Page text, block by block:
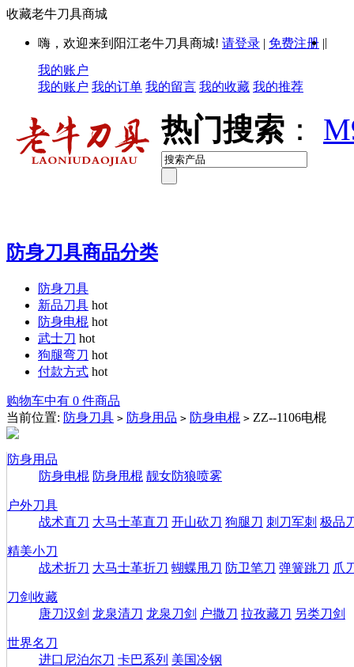
收藏老牛刀具商城
嗨，欢迎来到阳江老牛刀具商城! 请登录 | 免费注册 ||
我的账户
我的账户 我的订单 我的留言 我的收藏 我的推荐
热门搜索 ：
防身刀具商品分类
防身刀具
新品刀具 hot
防身电棍 hot
武士刀 hot
狗腿弯刀 hot
付款方式 hot
购物车中有 0 件商品
当前位置: 防身刀具 > 防身用品 > 防身电棍 > ZZ--1106电棍
防身用品
防身电棍 防身甩棍 靓女防狼喷雾
户外刀具
战术直刀 大马士革直刀 开山砍刀 狗腿刀 刺刀军刺 极品
精美小刀
战术折刀 大马士革折刀 蝴蝶甩刀 防卫笔刀 弹簧跳刀 爪
刀剑收藏
唐刀汉剑 龙泉清刀 龙泉刀剑 户撒刀 拉孜藏刀 另类刀剑
世界名刀
进口尼泊尔刀 卡巴系列 美国冷钢